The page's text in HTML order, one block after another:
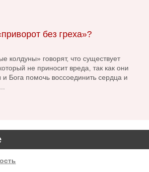
без греха»?
колдуны» говорят, что существует
не приносит вреда, так как они
Бога помочь воссоединить сердца и